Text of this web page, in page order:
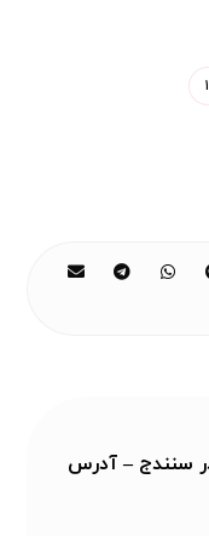
تغذیه در سنندج – آدرس